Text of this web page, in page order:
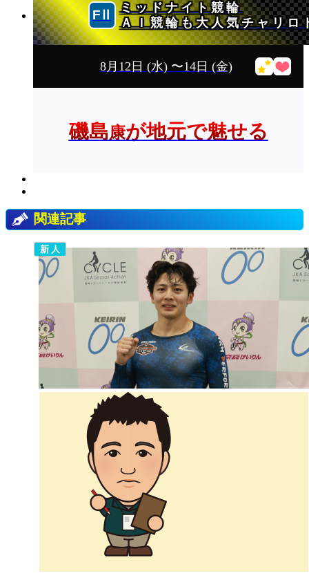
ミッドナイト競輪
ＡＩ競輪も大人気チャリロ
8月12日 (水)〜14日 (金)
磯島康が地元で魅せる
関連記事